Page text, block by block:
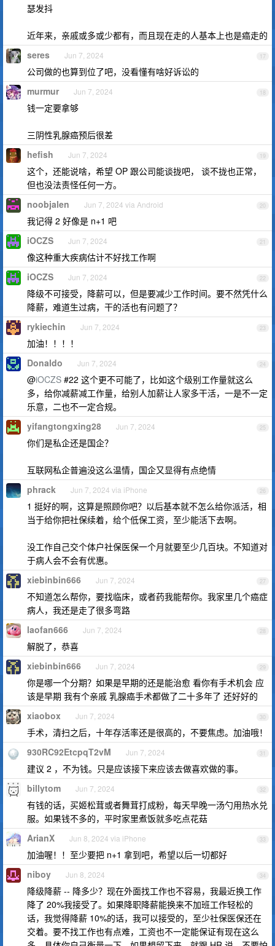
瑟发抖
近年来，亲戚或多或少都有，而且现在走的人基本上也是癌走的
17
seres Jun 7, 2024
公司做的也算到位了吧，没看懂有啥好诉讼的
18
murmur Jun 7, 2024
钱一定要拿够
三阴性乳腺癌预后很差
19
hefish Jun 7, 2024
这个，还能说啥，希望 OP 跟公司能谈拢吧， 谈不拢也正常，
但也没法责怪任何一方。
20
noobjalen Jun 7, 2024 via Android
我记得 2 好像是 n+1 吧
21
iOCZS Jun 7, 2024
像这种重大疾病估计不好找工作啊
22
iOCZS Jun 7, 2024
降级不可接受，降薪可以，但是要减少工作时间。要不然凭什么
降薪，难道生过病，干的活也有问题了？
23
rykiechin Jun 7, 2024
加油！！！！
24
Donaldo Jun 7, 2024
@iOCZS #22 这个更不可能了，比如这个级别工作量就这么
多，给你减薪减工作量，给别人加薪让人家多干活，一是不一定
乐意，二也不一定合规。
25
yifangtongxing28 Jun 7, 2024
你们是私企还是国企？
互联网私企普遍没这么温情，国企又显得有点绝情
26
phrack Jun 7, 2024 via iPhone
1 挺好的啊，这算是照顾你吧？以后基本就不怎么给你派活，相
当于给你把社保续着，给个低保工资，至少能活下去啊。
没工作自己交个体户社保医保一个月就要至少几百块。不知道对
于病人会不会有优惠。
27
xiebinbin666 Jun 7, 2024
不知道怎么帮你，要找临床，或者药我能帮你。我家里几个癌症
病人，我还是走了很多弯路
28
laofan666 Jun 7, 2024
解脱了，恭喜
29
xiebinbin666 Jun 7, 2024
你是哪一个分期？如果是早期的还是能治愈 看你有手术机会 应
该是早期 我有个亲戚 乳腺癌手术都做了二十多年了 还好好的
30
xiaobox Jun 7, 2024
手术，清扫之后，十年存活率还是很高的，不要焦虑。加油哦！
31
930RC92EtcpqT2vM Jun 7, 2024
建议 2 ，不为钱。只是应该接下来应该去做喜欢做的事。
32
billytom Jun 7, 2024
有钱的话，买姬松茸或者舞茸打成粉，每天早晚一汤勺用热水兑
服。如果钱不多的，平时家里煮饭就多吃点花菇
33
ArianX Jun 8, 2024 via iPhone
加油喔！！至少要把 n+1 拿到吧，希望以后一切都好
34
niboy Jun 8, 2024
降级降薪 -- 降多少？现在外面找工作也不容易，我最近换工作
降了 20%我接受了。如果降职降薪能换来不加班工作轻松的
话，我觉得降薪 10%的话，我可以接受的，至少社保医保还在
交着。要不找工作也有点难，工资也不一定能保证有现在这么